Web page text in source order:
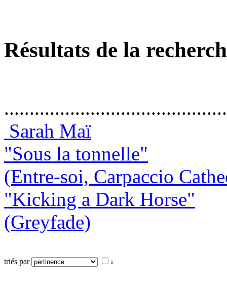
Résultats de la
Sarah Maï
"Sous la tonnelle"
(Entre-soi, Carpaccio
"Kicking a Dark Horse"
(Greyfade)
triés par ↓